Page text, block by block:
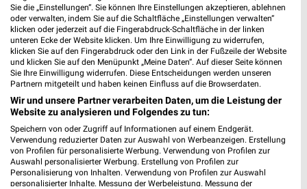
HKL BAUMASCHINEN Angebote in Weiterstadt
Weiterstadt, Deutschland
442,75 km
HKL BAUMASCHINEN Angebote in Pforzheim
Pforzheim, Deutschland
518,91 km
Sie die „Einstellungen“. Sie können Ihre Einstellungen akzeptieren, ablehnen
oder verwalten, indem Sie auf die Schaltfläche „Einstellungen verwalten“
klicken oder jederzeit auf die Fingerabdruck-Schaltfläche in der linken
unteren Ecke der Website klicken. Um Ihre Einwilligung zu widerrufen,
klicken Sie auf den Fingerabdruck oder den Link in der Fußzeile der Website
und klicken Sie auf den Menüpunkt „Meine Daten“. Auf dieser Seite können
Sie Ihre Einwilligung widerrufen. Diese Entscheidungen werden unseren
Partnern mitgeteilt und haben keinen Einfluss auf die Browserdaten.
Wir und unsere Partner verarbeiten Daten, um die Leistung der
Website zu analysieren und Folgendes zu tun:
Speichern von oder Zugriff auf Informationen auf einem Endgerät.
Verwendung reduzierter Daten zur Auswahl von Werbeanzeigen. Erstellung
von Profilen für personalisierte Werbung. Verwendung von Profilen zur
Auswahl personalisierter Werbung. Erstellung von Profilen zur
Personalisierung von Inhalten. Verwendung von Profilen zur Auswahl
personalisierter Inhalte. Messung der Werbeleistung. Messung der